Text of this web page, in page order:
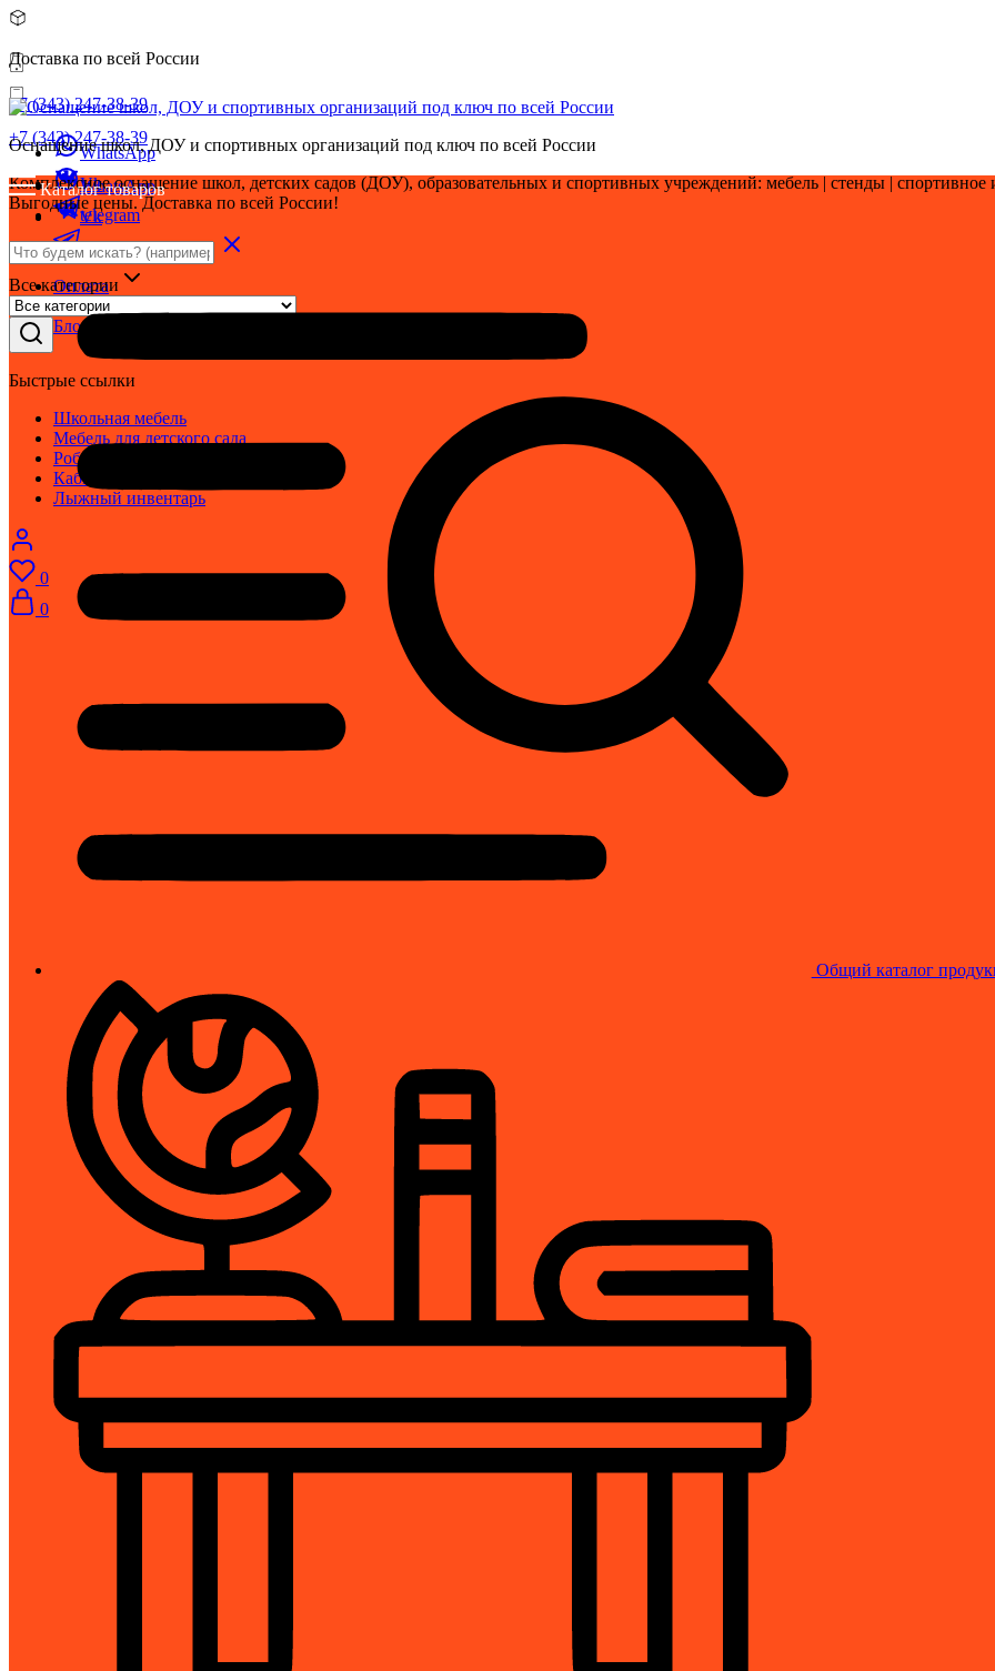
Доставка по всей России
+7 (343) 247-38-39
WhatsApp
Vk
telegram
Оплата
Доставка
Блог
+7 (343) 247-38-39
WhatsApp
Vk
telegram
Оснащение школ, ДОУ и спортивных организаций под ключ по всей России
Комплексное оснащение школ, детских садов (ДОУ), образовательных и спортивных учреждений: мебель | стенды | cпортивное
Выгодные цены. Доставка по всей России!
Все категории
Быстрые ссылки
Школьная мебель
Мебель для детского сада
Робототехника
Кабинет ОБЗР
Лыжный инвентарь
0
0
Каталог товаров
Общий каталог